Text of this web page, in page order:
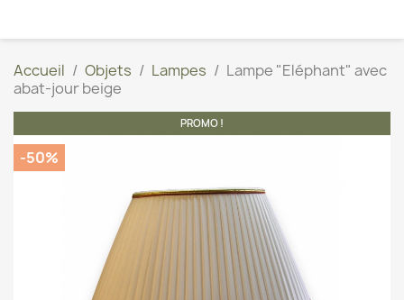
Accueil Objets Lampes
Lampe "Eléphant" avec
abat-jour beige
PROMO !
-50%